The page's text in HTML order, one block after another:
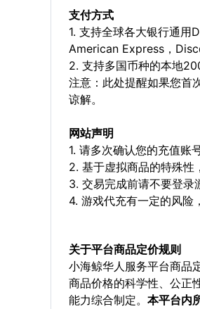
支付方式
1. 支持全球各大银行通
American Express，
2. 支持多国币种的本地
注意：此处提醒如果您首
谅解。
网站声明
1. 请多次确认您的充值账
2. 基于虚拟商品的特殊性
3. 交易完成前请不要登录
4. 游戏代充有一定的风险
关于平台商品定价规则
小海鲸华人服务平台商品
商品价格的科学性、公正
能力综合制定。 本平台内